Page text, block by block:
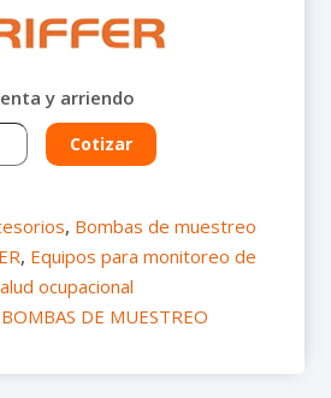
, Bombas de muestreo
, Equipos para monitoreo de
ocupacional
BOMBAS DE MUESTREO
y arriendo
Cotizar